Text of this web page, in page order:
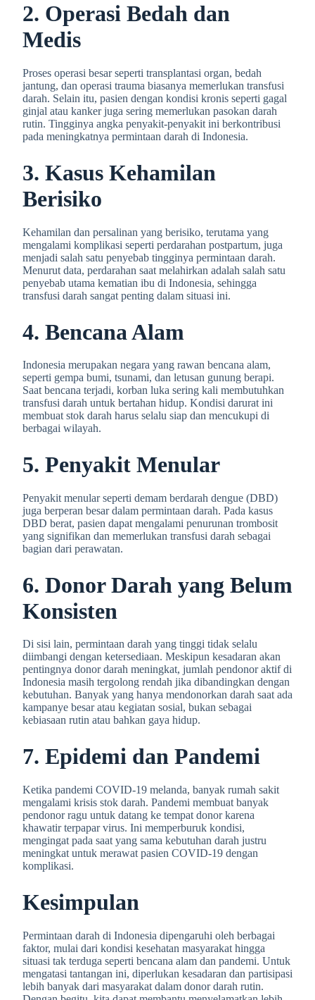
2. Operasi Bedah dan
Medis
Proses operasi besar seperti transplantasi organ, bedah
jantung, dan operasi trauma biasanya memerlukan transfusi
darah. Selain itu, pasien dengan kondisi kronis seperti gagal
ginjal atau kanker juga sering memerlukan pasokan darah
rutin. Tingginya angka penyakit-penyakit ini berkontribusi
pada meningkatnya permintaan darah di Indonesia.
3. Kasus Kehamilan
Berisiko
Kehamilan dan persalinan yang berisiko, terutama yang
mengalami komplikasi seperti perdarahan postpartum, juga
menjadi salah satu penyebab tingginya permintaan darah.
Menurut data, perdarahan saat melahirkan adalah salah satu
penyebab utama kematian ibu di Indonesia, sehingga
transfusi darah sangat penting dalam situasi ini.
4. Bencana Alam
Indonesia merupakan negara yang rawan bencana alam,
seperti gempa bumi, tsunami, dan letusan gunung berapi.
Saat bencana terjadi, korban luka sering kali membutuhkan
transfusi darah untuk bertahan hidup. Kondisi darurat ini
membuat stok darah harus selalu siap dan mencukupi di
berbagai wilayah.
5. Penyakit Menular
Penyakit menular seperti demam berdarah dengue (DBD)
juga berperan besar dalam permintaan darah. Pada kasus
DBD berat, pasien dapat mengalami penurunan trombosit
yang signifikan dan memerlukan transfusi darah sebagai
bagian dari perawatan.
6. Donor Darah yang Belum
Konsisten
Di sisi lain, permintaan darah yang tinggi tidak selalu
diimbangi dengan ketersediaan. Meskipun kesadaran akan
pentingnya donor darah meningkat, jumlah pendonor aktif di
Indonesia masih tergolong rendah jika dibandingkan dengan
kebutuhan. Banyak yang hanya mendonorkan darah saat ada
kampanye besar atau kegiatan sosial, bukan sebagai
kebiasaan rutin atau bahkan gaya hidup.
7. Epidemi dan Pandemi
Ketika pandemi COVID-19 melanda, banyak rumah sakit
mengalami krisis stok darah. Pandemi membuat banyak
pendonor ragu untuk datang ke tempat donor karena
khawatir terpapar virus. Ini memperburuk kondisi,
mengingat pada saat yang sama kebutuhan darah justru
meningkat untuk merawat pasien COVID-19 dengan
komplikasi.
Kesimpulan
Permintaan darah di Indonesia dipengaruhi oleh berbagai
faktor, mulai dari kondisi kesehatan masyarakat hingga
situasi tak terduga seperti bencana alam dan pandemi. Untuk
mengatasi tantangan ini, diperlukan kesadaran dan partisipasi
lebih banyak dari masyarakat dalam donor darah rutin.